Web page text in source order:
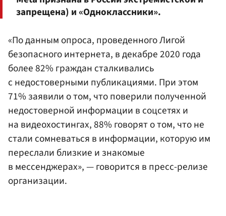
запрещена) и «Одноклассники».
«По данным опроса, проведенного Лигой
безопасного интернета, в декабре 2020 года
более 82% граждан сталкивались
с недостоверными публикациями. При этом
71% заявили о том, что поверили полученной
недостоверной информации в соцсетях и
на видеохостингах, 88% говорят о том, что не
стали сомневаться в информации, которую им
переслали близкие и знакомые
в мессенджерах», — говорится в пресс-релизе
организации.